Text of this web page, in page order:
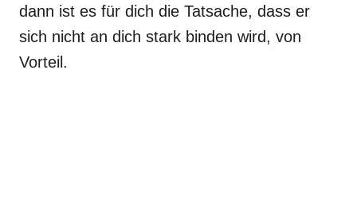
dann ist es für dich die Tatsache, dass er
sich nicht an dich stark binden wird, von
Vorteil.